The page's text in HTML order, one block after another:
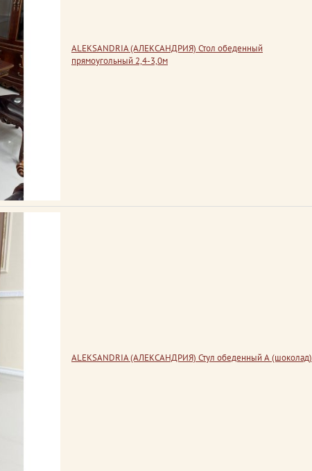
ALEKSANDRIA (АЛЕКСАНДРИЯ) Стол обеденный
прямоугольный 2,4-3,0м
ALEKSANDRIA (АЛЕКСАНДРИЯ) Стул обеденный А (шоколад)